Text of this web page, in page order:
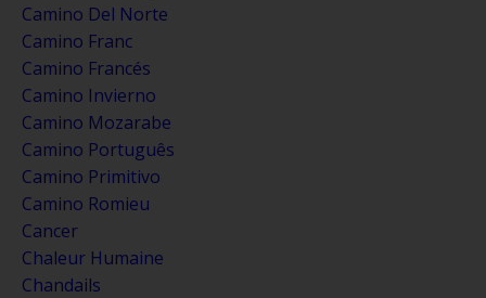
Camino Del Norte
Camino Franc
Camino Francés
Camino Invierno
Camino Mozarabe
Camino Português
Camino Primitivo
Camino Romieu
Cancer
Chaleur Humaine
Chandails